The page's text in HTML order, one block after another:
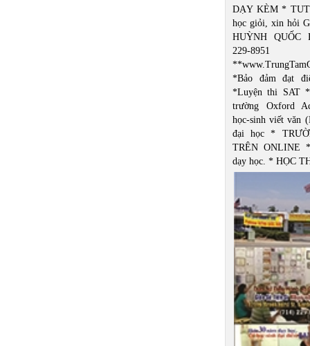
DẠY KÈM *
học giỏi, xin hỏi
HUỲNH QUỐC
229-8951
*Bảo đảm đạt
*Luyện thi SAT
trường Oxford
học-sinh viết văn
đại học *
TRÊN ONLINE
dạy học. * HỌC